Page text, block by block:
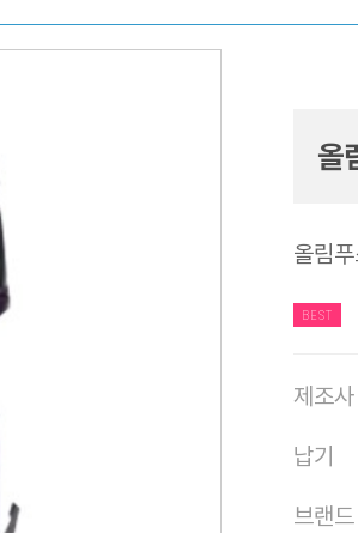
올
올림
BEST
제조사
납기
브랜드